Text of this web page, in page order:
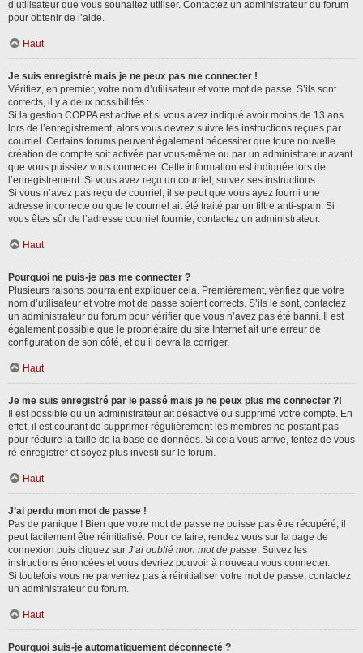
d’utilisateur que vous souhaitez utiliser. Contactez un administrateur du forum
pour obtenir de l’aide.
Haut
Je suis enregistré mais je ne peux pas me connecter !
Vérifiez, en premier, votre nom d’utilisateur et votre mot de passe. S’ils sont
corrects, il y a deux possibilités :
Si la gestion COPPA est active et si vous avez indiqué avoir moins de 13 ans
lors de l’enregistrement, alors vous devrez suivre les instructions reçues par
courriel. Certains forums peuvent également nécessiter que toute nouvelle
création de compte soit activée par vous-même ou par un administrateur avant
que vous puissiez vous connecter. Cette information est indiquée lors de
l’enregistrement. Si vous avez reçu un courriel, suivez ses instructions.
Si vous n’avez pas reçu de courriel, il se peut que vous ayez fourni une
adresse incorrecte ou que le courriel ait été traité par un filtre anti-spam. Si
vous êtes sûr de l’adresse courriel fournie, contactez un administrateur.
Haut
Pourquoi ne puis-je pas me connecter ?
Plusieurs raisons pourraient expliquer cela. Premièrement, vérifiez que votre
nom d’utilisateur et votre mot de passe soient corrects. S’ils le sont, contactez
un administrateur du forum pour vérifier que vous n’avez pas été banni. Il est
également possible que le propriétaire du site Internet ait une erreur de
configuration de son côté, et qu’il devra la corriger.
Haut
Je me suis enregistré par le passé mais je ne peux plus me connecter ?!
Il est possible qu’un administrateur ait désactivé ou supprimé votre compte. En
effet, il est courant de supprimer régulièrement les membres ne postant pas
pour réduire la taille de la base de données. Si cela vous arrive, tentez de vous
ré-enregistrer et soyez plus investi sur le forum.
Haut
J’ai perdu mon mot de passe !
Pas de panique ! Bien que votre mot de passe ne puisse pas être récupéré, il
peut facilement être réinitialisé. Pour ce faire, rendez vous sur la page de
connexion puis cliquez sur J’ai oublié mon mot de passe. Suivez les
instructions énoncées et vous devriez pouvoir à nouveau vous connecter.
Si toutefois vous ne parveniez pas à réinitialiser votre mot de passe, contactez
un administrateur du forum.
Haut
Pourquoi suis-je automatiquement déconnecté ?